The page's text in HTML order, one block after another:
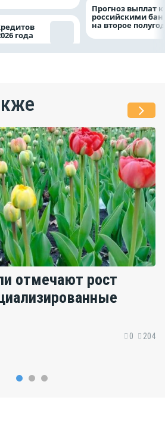
года
Прогноз выплат
российскими
на второе
отмечают рост
0 204